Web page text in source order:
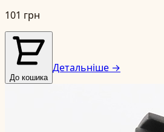
101 грн
До кошика
Детальніше →